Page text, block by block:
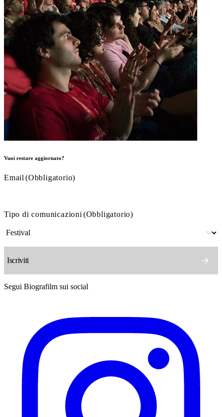
Vuoi restare aggiornato?
Email (Obbligatorio)
Tipo di comunicazioni (Obbligatorio)
Segui Biografilm sui social